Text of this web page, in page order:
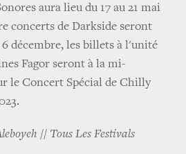
aura lieu du 17 au 21 mai
concerts de Darkside seront
décembre, les billets à l'unité
Fagor seront à la mi-
le Concert Spécial de Chilly
// Tous Les Festivals